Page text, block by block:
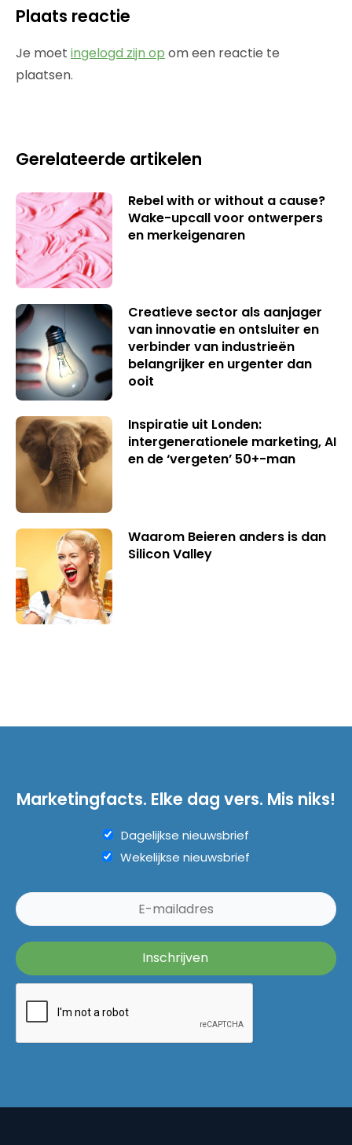
Plaats reactie
Je moet ingelogd zijn op om een reactie te
plaatsen.
Gerelateerde artikelen
Rebel with or without a cause?
Wake-upcall voor ontwerpers
en merkeigenaren
Creatieve sector als aanjager
van innovatie en ontsluiter en
verbinder van industrieën
belangrijker en urgenter dan
ooit
Inspiratie uit Londen:
intergenerationele marketing, AI
en de ‘vergeten’ 50+-man
Waarom Beieren anders is dan
Silicon Valley
Marketingfacts. Elke dag vers. Mis niks!
Dagelijkse nieuwsbrief
Wekelijkse nieuwsbrief